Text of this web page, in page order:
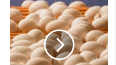
ل
خ
و
د
ر
ا